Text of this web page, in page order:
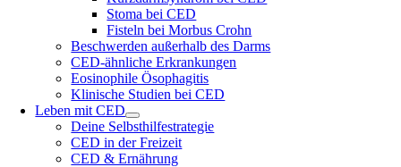
Stoma bei CED
Fisteln bei Morbus Crohn
Beschwerden außerhalb des Darms
CED-ähnliche Erkrankungen
Eosinophile Ösophagitis
Klinische Studien bei CED
Leben mit CED
Deine Selbsthilfestrategie
CED in der Freizeit
CED & Ernährung